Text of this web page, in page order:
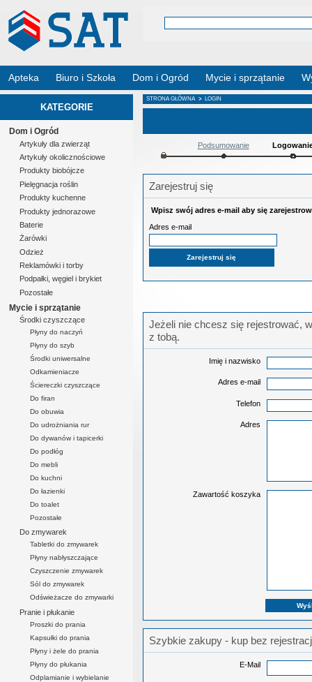
Apteka Biuro i Szkoła Dom i Ogród Mycie i sprzątanie
KATEGORIE
Dom i Ogród
Artykuły dla zwierząt
Artykuły okolicznościowe
Produkty biobójcze
Pielęgnacja roślin
Produkty kuchenne
Produkty jednorazowe
Baterie
Żarówki
Odzież
Reklamówki i torby
Podpałki, węgiel i brykiet
Pozostałe
Mycie i sprzątanie
Środki czyszczące
Płyny do naczyń
Płyny do szyb
Środki uniwersalne
Odkamieniacze
Ściereczki czyszczące
Do firan
Do obuwia
Do udrożniania rur
Do dywanów i tapicerki
Do podłóg
Do mebli
Do kuchni
Do łazienki
Do toalet
Pozostałe
Do zmywarek
Tabletki do zmywarek
Płyny nabłyszczające
Czyszczenie zmywarek
Sól do zmywarek
Odświeżacze do zmywarki
Pranie i płukanie
Proszki do prania
Kapsułki do prania
Płyny i żele do prania
Płyny do płukania
Odplamianie i wybielanie
STRONA GŁÓWNA > LOGIN
Podsumowanie
Zarejestruj się
Wpisz swój adres e-mail aby się
Adres e-mail
Jeżeli nie chcesz się rejestrować,
z tobą.
Imię i nazwisko
Adres e-mail
Telefon
Adres
Zawartość koszyka
Szybkie zakupy - kup bez
E-Mail